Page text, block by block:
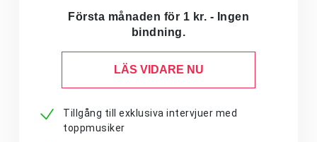
Första månaden för 1 kr. - Ingen
bindning.
LÄS VIDARE NU
Tillgång till exklusiva intervjuer med
toppmusiker